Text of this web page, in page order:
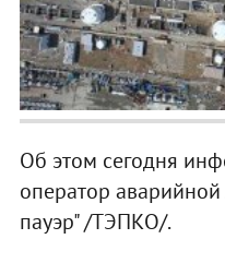
Об этом сегодня
оператор
пауэр" /ТЭПКО/.